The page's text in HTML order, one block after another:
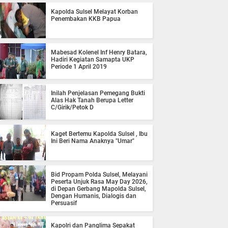
Kapolda Sulsel Melayat Korban
Penembakan KKB Papua
Mabesad Kolenel Inf Henry Batara,
Hadiri Kegiatan Samapta UKP
Periode 1 April 2019
Inilah Penjelasan Pemegang Bukti
Alas Hak Tanah Berupa Letter
C/Girik/Petok D
Kaget Bertemu Kapolda Sulsel , Ibu
Ini Beri Nama Anaknya "Umar"
Bid Propam Polda Sulsel, Melayani
Peserta Unjuk Rasa May Day 2026,
di Depan Gerbang Mapolda Sulsel,
Dengan Humanis, Dialogis dan
Persuasif
Kapolri dan Panglima Sepakat